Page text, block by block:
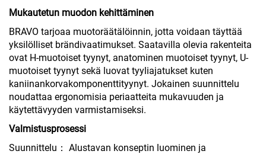
Mukautetun muodon kehittäminen
BRAVO tarjoaa muotoräätälöinnin, jotta voidaan täyttää
yksilölliset brändivaatimukset. Saatavilla olevia rakenteita
ovat H-muotoiset tyynyt, anatominen muotoiset tyynyt, U-
muotoiset tyynyt sekä luovat tyyliajatukset kuten
kaniinankorvakomponenttityynyt. Jokainen suunnittelu
noudattaa ergonomisia periaatteita mukavuuden ja
käytettävyyden varmistamiseksi.
Valmistusprosessi
Suunnittelu： Alustavan konseptin luominen ja